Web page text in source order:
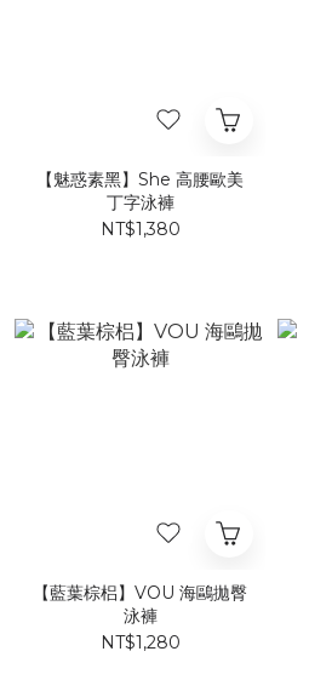
【魅惑素黑】She 高腰歐美
丁字泳褲​
NT$1,380
【藍葉棕梠】VOU 海鷗拋臀
泳褲
NT$1,280